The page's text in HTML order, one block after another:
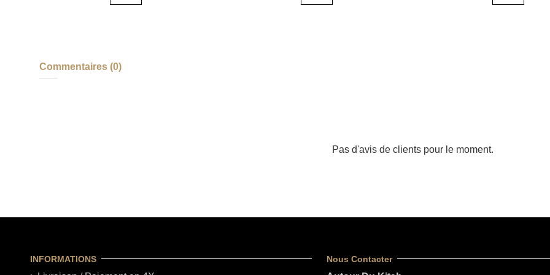
Commentaires (0)
Pas d'avis de clients pour le moment.
INFORMATIONS Nous Contacter